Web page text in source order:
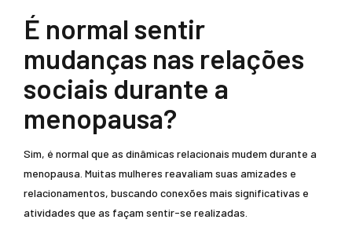
É normal sentir
mudanças nas relações
sociais durante a
menopausa?
Sim, é normal que as dinâmicas relacionais mudem durante a
menopausa. Muitas mulheres reavaliam suas amizades e
relacionamentos, buscando conexões mais significativas e
atividades que as façam sentir-se realizadas.